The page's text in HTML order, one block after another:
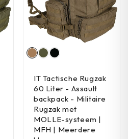
IT Tactische Rugzak
60 Liter - Assault
backpack - Militaire
Rugzak met
MOLLE-systeem |
MFH | Meerdere